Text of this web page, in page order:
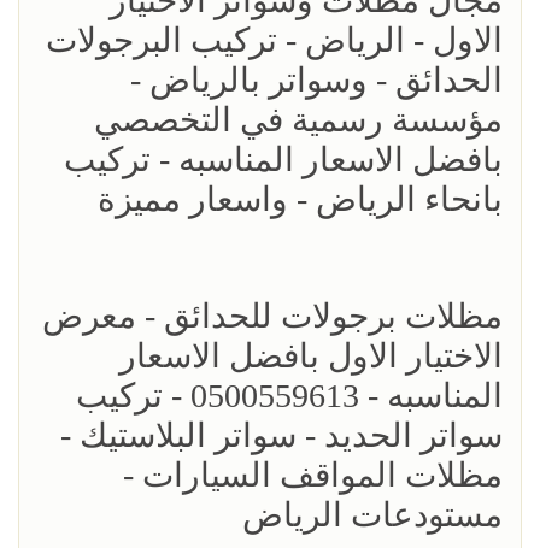
الاول - الرياض - تركيب البرجولات
الحدائق - وسواتر بالرياض -
مؤسسة رسمية في التخصصي
بافضل الاسعار المناسبه - تركيب
بانحاء الرياض - واسعار مميزة
مظلات برجولات للحدائق - معرض
الاختيار الاول بافضل الاسعار
المناسبه - 0500559613 - تركيب
سواتر الحديد - سواتر البلاستيك -
مظلات المواقف السيارات -
مستودعات الرياض